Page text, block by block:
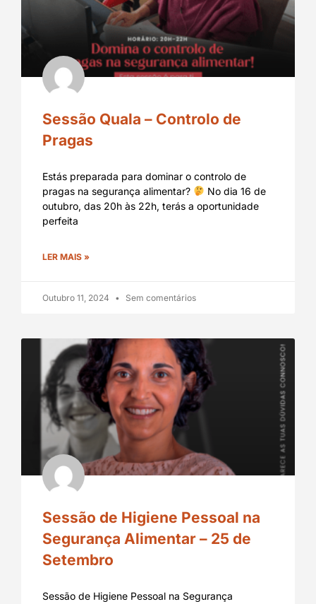
Sessão Quala – Controlo de
Pragas
Estás preparada para dominar o controlo de
pragas na segurança alimentar?
No dia 16 de
outubro, das 20h às 22h, terás a oportunidade
perfeita
LER MAIS »
Outubro 11, 2024 Sem comentários
Sessão de Higiene Pessoal na
Segurança Alimentar – 25 de
Setembro
Sessão de Higiene Pessoal na Segurança